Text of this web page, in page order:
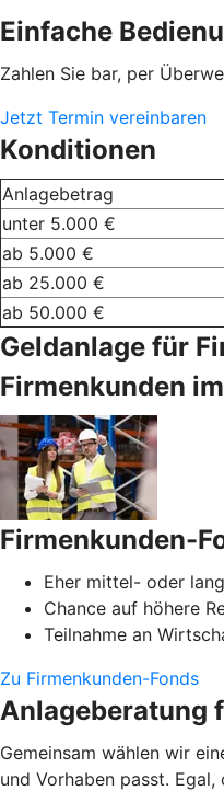
Einfache
Zahlen Sie bar, per
Jetzt Termin vereinbaren
Konditionen
Anlagebetrag
unter 5.000 €
ab 5.000 €
ab 25.000 €
ab 50.000 €
Geldanlage für
Firmenkunden
Firmenkunden-
Eher mittel- oder
Chance auf höhere
Teilnahme an
Zu Firmenkunden-Fonds
Anlageberatung
Gemeinsam wählen wir
und Vorhaben passt.